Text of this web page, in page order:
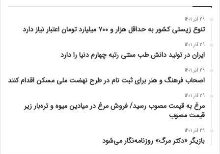
29 آذر 1401
تنوع زیستی کشور به حداقل هزار و ۷۰۰ میلیارد تومان اعتبار نیاز دارد
29 آذر 1401
ایران در تولید دانش طب سنتی رتبه چهارم دنیا را دارد
29 آذر 1401
اصحاب فرهنگ و هنر برای ثبت نام در طرح نهضت ملی مسکن اقدام کنند
29 آذر 1401
مرغ به قیمت مصوب رسید/ فروش مرغ در میادین میوه و تره‌بار زیر
قیمت مصوب
29 آذر 1401
بازیگر «دکتر مرگ» روزنامه‌نگار می‌شود